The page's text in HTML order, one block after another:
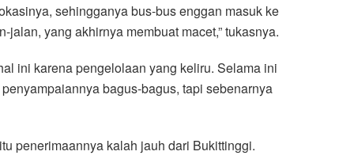
sehingganya bus-bus enggan masuk ke
yang akhirnya membuat macet,” tukasnya.
ini karena pengelolaan yang keliru. Selama ini
bagus-bagus, tapi sebenarnya
penerimaannya kalah jauh dari Bukittinggi.